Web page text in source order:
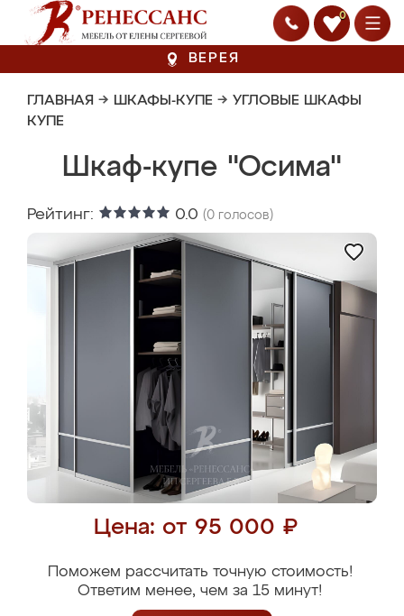
0
ВЕРЕЯ
ГЛАВНАЯ → ШКАФЫ-КУПЕ → УГЛОВЫЕ ШКАФЫ
КУПЕ
Шкаф-купе "Осима"
Рейтинг: 0.0 (0 голосов)
Цена: от 95 000 ₽
Поможем рассчитать точную стоимость!
Ответим менее, чем за 15 минут!